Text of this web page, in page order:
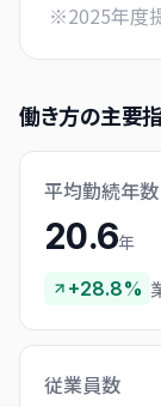
※2025年度
働き方の主要
平均勤続年数
20.6年
+28.8%
従業員数